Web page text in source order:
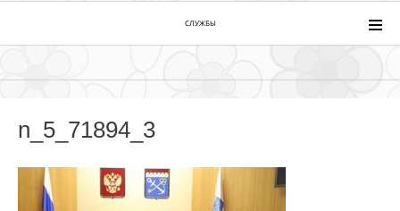
СЛУЖБЫ
n_5_71894_3